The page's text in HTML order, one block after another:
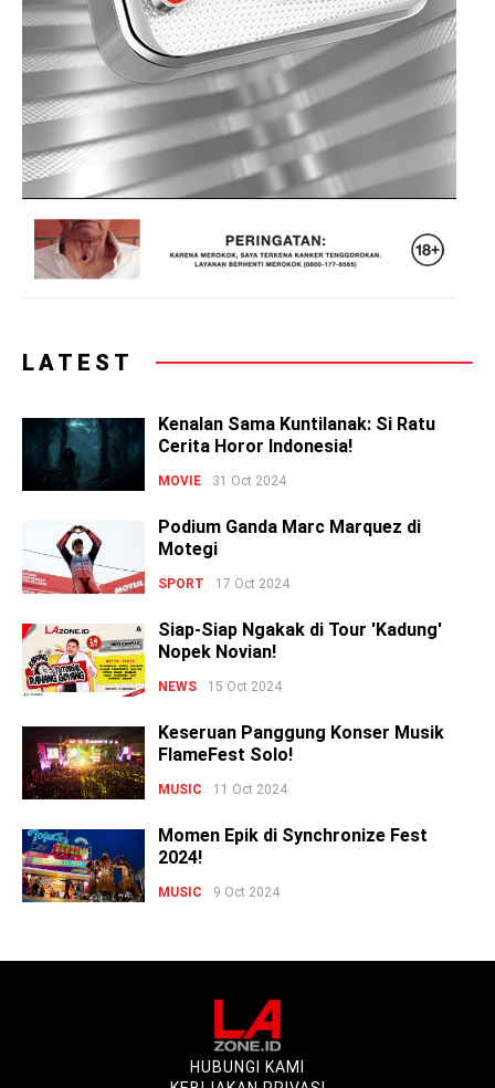
LATEST
Kenalan Sama Kuntilanak: Si Ratu
Cerita Horor Indonesia!
MOVIE 31 Oct 2024
Podium Ganda Marc Marquez di
Motegi
SPORT 17 Oct 2024
Siap-Siap Ngakak di Tour 'Kadung'
Nopek Novian!
NEWS 15 Oct 2024
Keseruan Panggung Konser Musik
FlameFest Solo!
MUSIC 11 Oct 2024
Momen Epik di Synchronize Fest
2024!
MUSIC 9 Oct 2024
HUBUNGI KAMI